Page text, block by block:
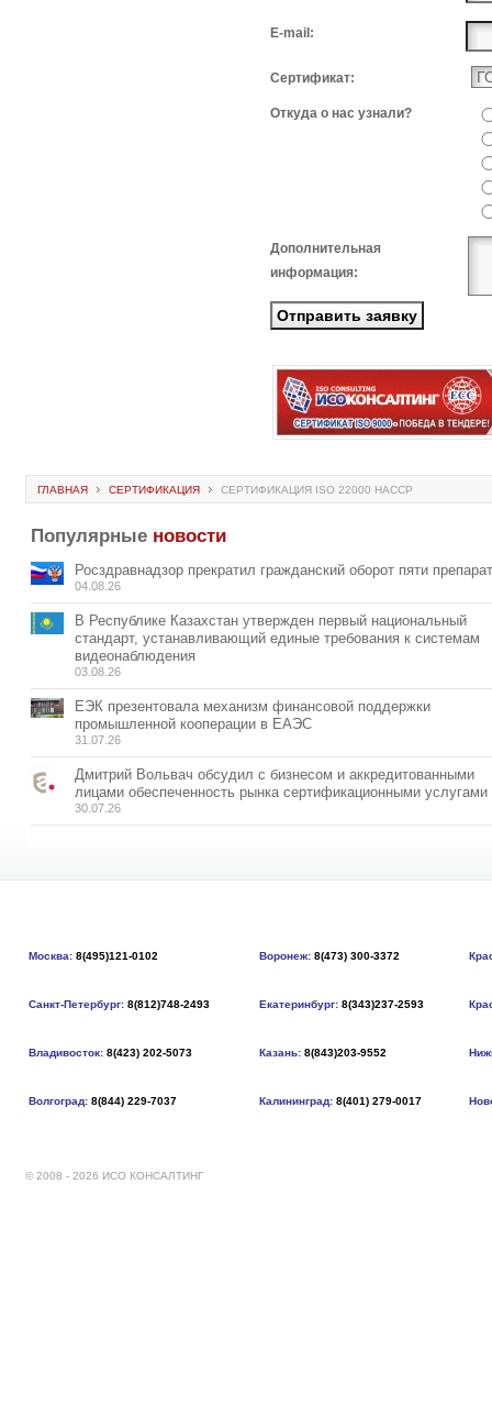
E-mail:
Сертификат:
Откуда о нас узнали?
Дополнительная
информация:
ГЛАВНАЯ СЕРТИФИКАЦИЯ СЕРТИФИКАЦИЯ ISO 22000 HACCP
Популярные новости
Росздравнадзор прекратил гражданский оборот пяти
04.08.26
В Республике Казахстан утвержден первый национальный
стандарт, устанавливающий единые требования к системам
видеонаблюдения
03.08.26
ЕЭК презентовала механизм финансовой поддержки
промышленной кооперации в ЕАЭС
31.07.26
Дмитрий Вольвач обсудил с бизнесом и аккредитованными
лицами обеспеченность рынка сертификационными услугами
30.07.26
Москва: 8(495)121-0102 Воронеж: 8(473) 300-3372
Санкт-Петербург: 8(812)748-2493 Екатеринбург: 8(343)237-2593
Владивосток: 8(423) 202-5073 Казань: 8(843)203-9552
Волгоград: 8(844) 229-7037 Калининград: 8(401) 279-0017
© 2008 - 2026 ИСО КОНСАЛТИНГ